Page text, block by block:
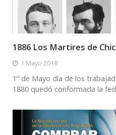
1886 Los Martires de
1 Mayo 2018
1º de Mayo día de los
1880 quedó conformada la